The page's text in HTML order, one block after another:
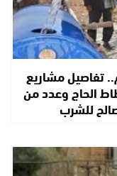
مليون درهم.. تفاصيل مشاريع
الحاج وعدد من
للشرب